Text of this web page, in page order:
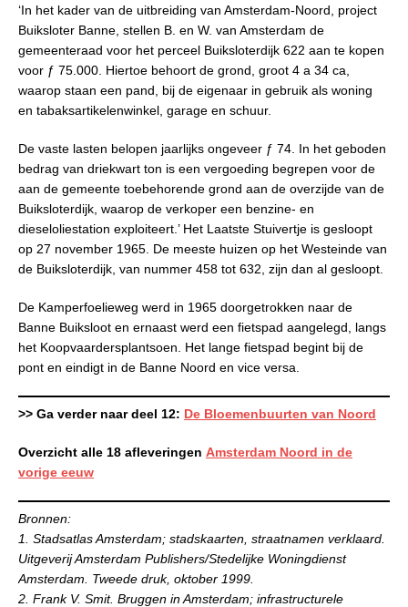
‘In het kader van de uitbreiding van Amsterdam-Noord, project
Buiksloter Banne, stellen B. en W. van Amsterdam de
gemeenteraad voor het perceel Buiksloterdijk 622 aan te kopen
voor ƒ 75.000. Hiertoe behoort de grond, groot 4 a 34 ca,
waarop staan een pand, bij de eigenaar in gebruik als woning
en tabaksartikelenwinkel, garage en schuur.
De vaste lasten belopen jaarlijks ongeveer ƒ 74. In het geboden
bedrag van driekwart ton is een vergoeding begrepen voor de
aan de gemeente toebehorende grond aan de overzijde van de
Buiksloterdijk, waarop de verkoper een benzine- en
dieseloliestation exploiteert.’ Het Laatste Stuivertje is gesloopt
op 27 november 1965. De meeste huizen op het Westeinde van
de Buiksloterdijk, van nummer 458 tot 632, zijn dan al gesloopt.
De Kamperfoelieweg werd in 1965 doorgetrokken naar de
Banne Buiksloot en ernaast werd een fietspad aangelegd, langs
het Koopvaardersplantsoen. Het lange fietspad begint bij de
pont en eindigt in de Banne Noord en vice versa.
>> Ga verder naar deel 12: De Bloemenbuurten van Noord
Overzicht alle 18 afleveringen Amsterdam Noord in de
vorige eeuw
Bronnen:
1. Stadsatlas Amsterdam; stadskaarten, straatnamen verklaard.
Uitgeverij Amsterdam Publishers/Stedelijke Woningdienst
Amsterdam. Tweede druk, oktober 1999.
2. Frank V. Smit. Bruggen in Amsterdam; infrastructurele